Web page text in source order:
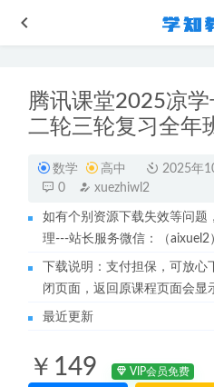
腾讯课堂2025凉
二轮三轮复习全年
数学 高中 2025年
0
xuezhiwl2
如有个别资源下载失效等问题
理---站长服务微信：（aixuel2
下载说明：支付担保，可放
闭页面，返回原课程页面会显
最近更新
￥149 VIP会员免费
王晓明历史网课2023高三历
复习教辅资源（暑秋寒春班）
21年6月新东方英语四级视频
读/阅读/真题/讲义 2022-12-04
恋爱心理学-教你怎样谈恋爱
作业帮陈晨/刘聪23年高二语